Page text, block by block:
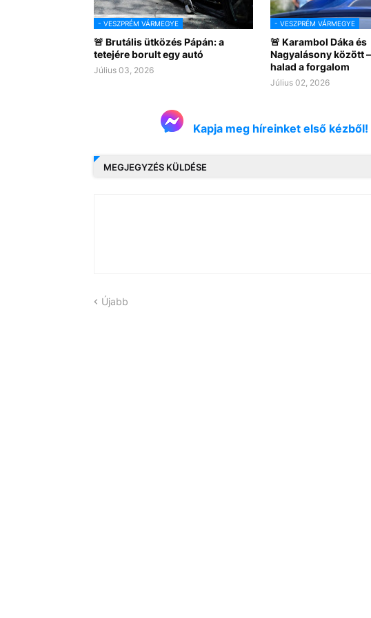
- VESZPRÉM VÁRMEGYE
🚨 Brutális ütközés Pápán: a
tetejére borult egy autó
Július 03, 2026
- VESZPRÉM VÁRMEGYE
🚨 Karambol Dáka és
Nagyalásony között
halad a forgalom
Július 02, 2026
Kapja meg híreinket első
MEGJEGYZÉS KÜLDÉSE
Újabb